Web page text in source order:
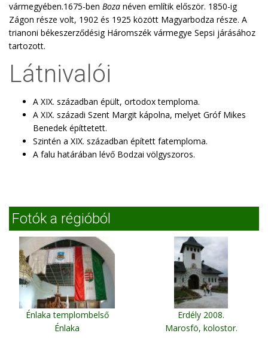
vármegyében.1675-ben Boza néven említik először. 1850-ig
Zágon része volt, 1902 és 1925 között Magyarbodza része. A
trianoni békeszerződésig Háromszék vármegye Sepsi járásához
tartozott.
Látnivalói
A XIX. században épült, ortodox temploma.
A XIX. századi Szent Margit kápolna, melyet Gróf Mikes
Benedek építtetett.
Szintén a XIX. században épített fatemploma.
A falu határában lévő Bodzai völgyszoros.
Fotók a régióból
Énlaka templombelső
Énlaka
Erdély 2008.
Marosfö, kolostor.